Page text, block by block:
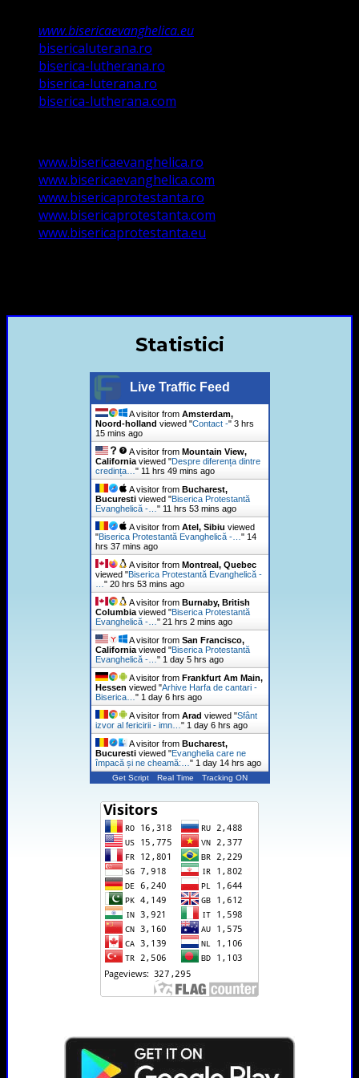
www.bisericaevanghelica.eu
bisericaluterana.ro
biserica-lutherana.ro
biserica-luterana.ro
biserica-lutherana.com
www.bisericaevanghelica.ro
www.bisericaevanghelica.com
www.bisericaprotestanta.ro
www.bisericaprotestanta.com
www.bisericaprotestanta.eu
Statistici
Live Traffic Feed
A visitor from Amsterdam,
Noord-holland viewed "Contact -" 3 hrs
15 mins ago
A visitor from Mountain View,
Californiaviewed "Despre diferența dintre
credința… " 11 hrs 49 mins ago
A visitor from Bucharest,
Bucurestiviewed "Biserica Protestantă
Evanghelică -… " 11 hrs 53 mins ago
A visitor from Atel, Sibiu viewed
"Biserica Protestantă Evanghelică -… " 14
hrs 37 mins ago
A visitor from Montreal, Quebec
viewed "Biserica Protestantă Evanghelică -
" 20 hrs 53 mins ago
A visitor from Burnaby, British
Columbiaviewed "Biserica Protestantă
Evanghelică -… " 21 hrs 2 mins ago
A visitor from San Francisco,
Californiaviewed "Biserica Protestantă
Evanghelică -… " 1 day 5 hrs ago
A visitor from Frankfurt Am Main,
Hessen viewed "Arhive Harfa de cantari -
Biserica… " 1 day 6 hrs ago
A visitor from Arad viewed "Sfânt
izvor al fericirii - imn… " 1 day 6 hrs ago
A visitor from Bucharest,
Bucurestiviewed "Evanghelia care ne
împacă și ne cheamă:… " 1 day 14 hrs ago
Get Script Real Time Tracking ON